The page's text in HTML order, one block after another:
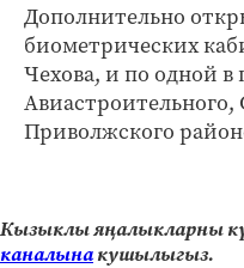
Дополнительно
биометрических
Чехова, и по одной в
Авиастроительного,
Приволжского
Кызыклы яңалыкларны
каналынакушылыгыз.